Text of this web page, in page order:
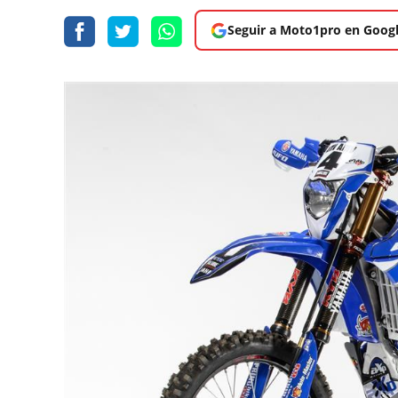
Seguir a Moto1pro en